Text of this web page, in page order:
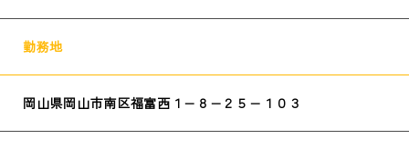
勤務地
岡山県岡山市南区福富西１−８−２５−１０３